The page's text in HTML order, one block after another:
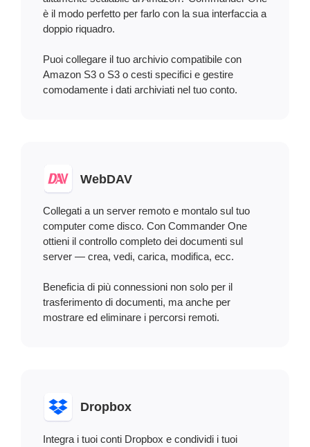
è il modo perfetto per farlo con la sua interfaccia a
doppio riquadro.
Puoi collegare il tuo archivio compatibile con
Amazon S3 o S3 o cesti specifici e gestire
comodamente i dati archiviati nel tuo conto.
WebDAV
Collegati a un server remoto e montalo sul tuo
computer come disco. Con Commander One
ottieni il controllo completo dei documenti sul
server — crea, vedi, carica, modifica, ecc.
Beneficia di più connessioni non solo per il
trasferimento di documenti, ma anche per
mostrare ed eliminare i percorsi remoti.
Dropbox
Integra i tuoi conti Dropbox e condividi i tuoi